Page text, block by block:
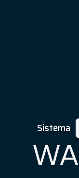
Sistema
WA